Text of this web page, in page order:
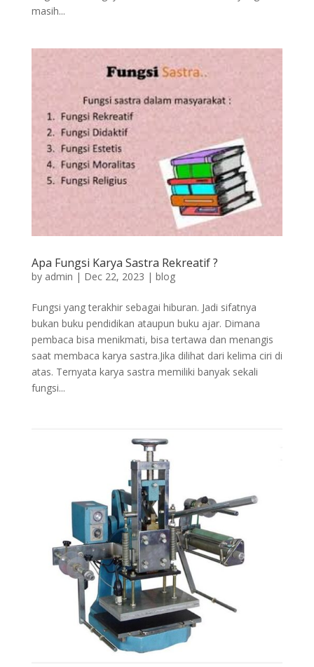
masih...
Apa Fungsi Karya Sastra Rekreatif ?
by admin | Dec 22, 2023 | blog
Fungsi yang terakhir sebagai hiburan. Jadi sifatnya
bukan buku pendidikan ataupun buku ajar. Dimana
pembaca bisa menikmati, bisa tertawa dan menangis
saat membaca karya sastra.Jika dilihat dari kelima ciri di
atas. Ternyata karya sastra memiliki banyak sekali
fungsi...